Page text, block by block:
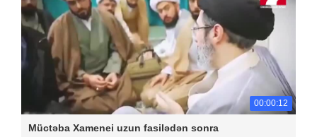
00:00:12
Müctəba Xamenei uzun fasilədən sonra